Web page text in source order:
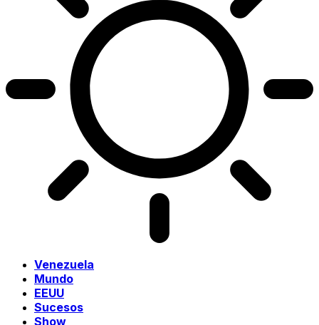
Venezuela
Mundo
EEUU
Sucesos
Show